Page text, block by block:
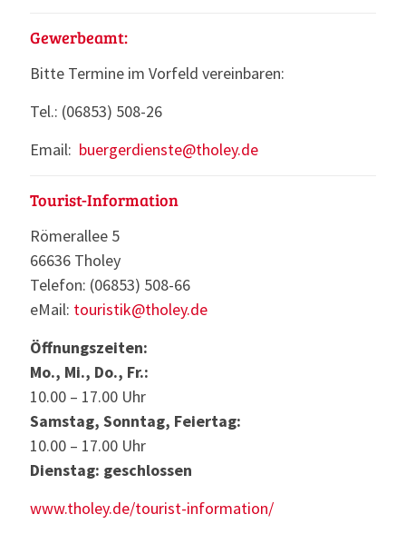
Gewerbeamt:
Bitte Termine im Vorfeld vereinbaren:
Tel.: (06853) 508-26
Email: buergerdienste@tholey.de
Tourist-Information
Römerallee 5
66636 Tholey
Telefon: (06853) 508-66
eMail: touristik@tholey.de
Öffnungszeiten:
Mo., Mi., Do., Fr.:
10.00 – 17.00 Uhr
Samstag, Sonntag, Feiertag:
10.00 – 17.00 Uhr
Dienstag: geschlossen
www.tholey.de/tourist-information/